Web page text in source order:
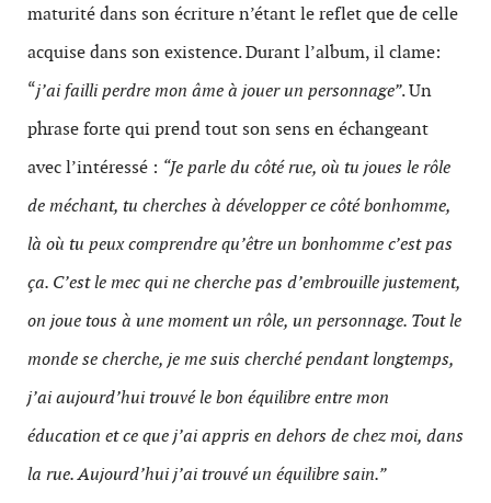
maturité dans son écriture n’étant le reflet que de celle
acquise dans son existence. Durant l’album, il clame:
“j’ai failli perdre mon âme à jouer un personnage”. Un
phrase forte qui prend tout son sens en échangeant
avec l’intéressé : “Je parle du côté rue, où tu joues le rôle
de méchant, tu cherches à développer ce côté bonhomme,
là où tu peux comprendre qu’être un bonhomme c’est pas
ça. C’est le mec qui ne cherche pas d’embrouille justement,
on joue tous à une moment un rôle, un personnage. Tout le
monde se cherche, je me suis cherché pendant longtemps,
j’ai aujourd’hui trouvé le bon équilibre entre mon
éducation et ce que j’ai appris en dehors de chez moi, dans
la rue. Aujourd’hui j’ai trouvé un équilibre sain.”